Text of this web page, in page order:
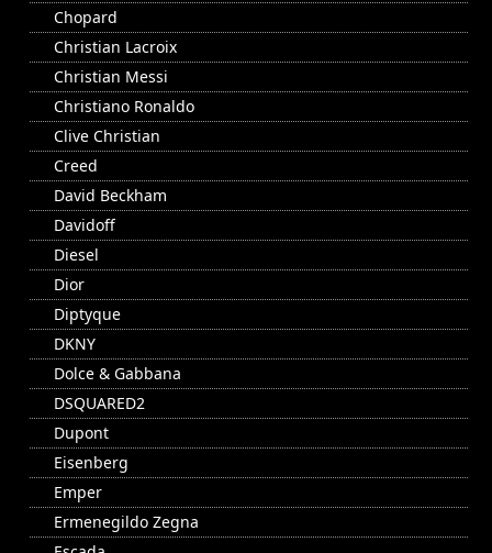
Chopard
Christian Lacroix
Christian Messi
Christiano Ronaldo
Clive Christian
Creed
David Beckham
Davidoff
Diesel
Dior
Diptyque
DKNY
Dolce & Gabbana
DSQUARED2
Dupont
Eisenberg
Emper
Ermenegildo Zegna